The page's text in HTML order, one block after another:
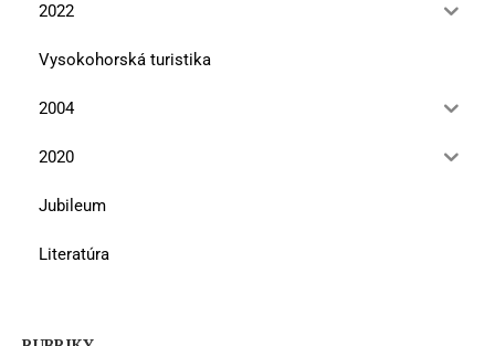
2022
Vysokohorská turistika
2004
2020
Jubileum
Literatúra